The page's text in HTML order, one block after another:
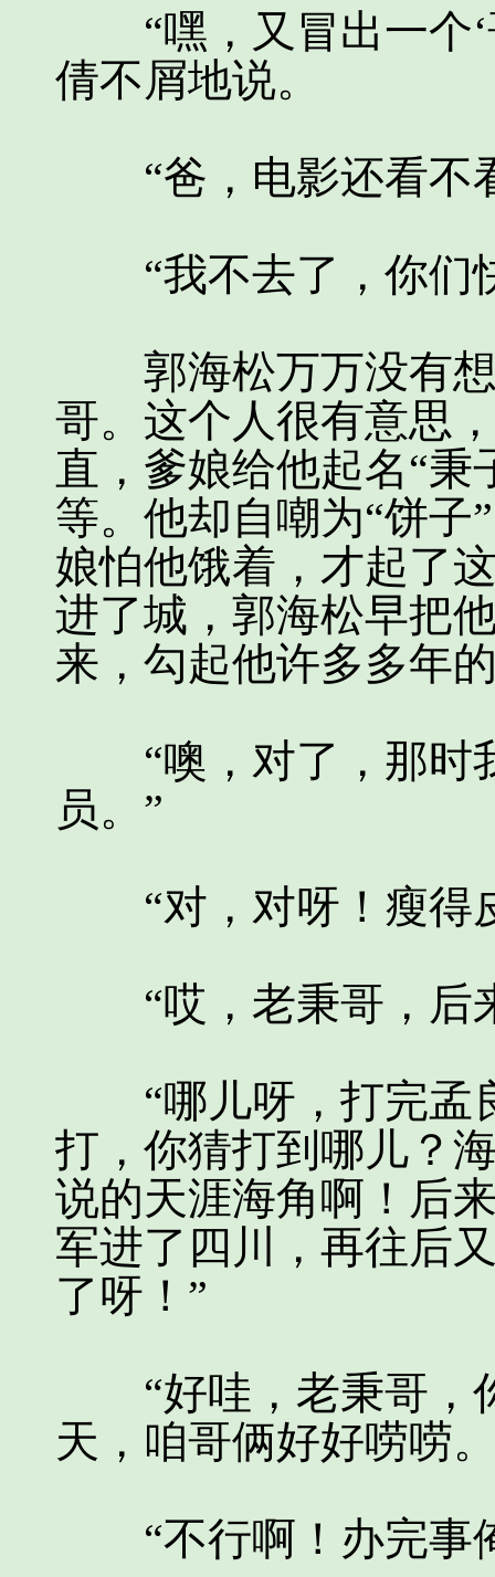
“嘿，又冒出一个‘
倩不屑地说。
“爸，电影还看不
“我不去了，你们
郭海松万万没有想
哥。这个人很有意思
直，爹娘给他起名“秉
等。他却自嘲为“饼子
娘怕他饿着，才起了
进了城，郭海松早把
来，勾起他许多多年
“噢，对了，那时
员。”
“对，对呀！瘦得
“哎，老秉哥，后
“哪儿呀，打完孟
打，你猜打到哪儿？
说的天涯海角啊！后
军进了四川，再往后
了呀！”
“好哇，老秉哥，
天，咱哥俩好好唠唠
“不行啊！办完事